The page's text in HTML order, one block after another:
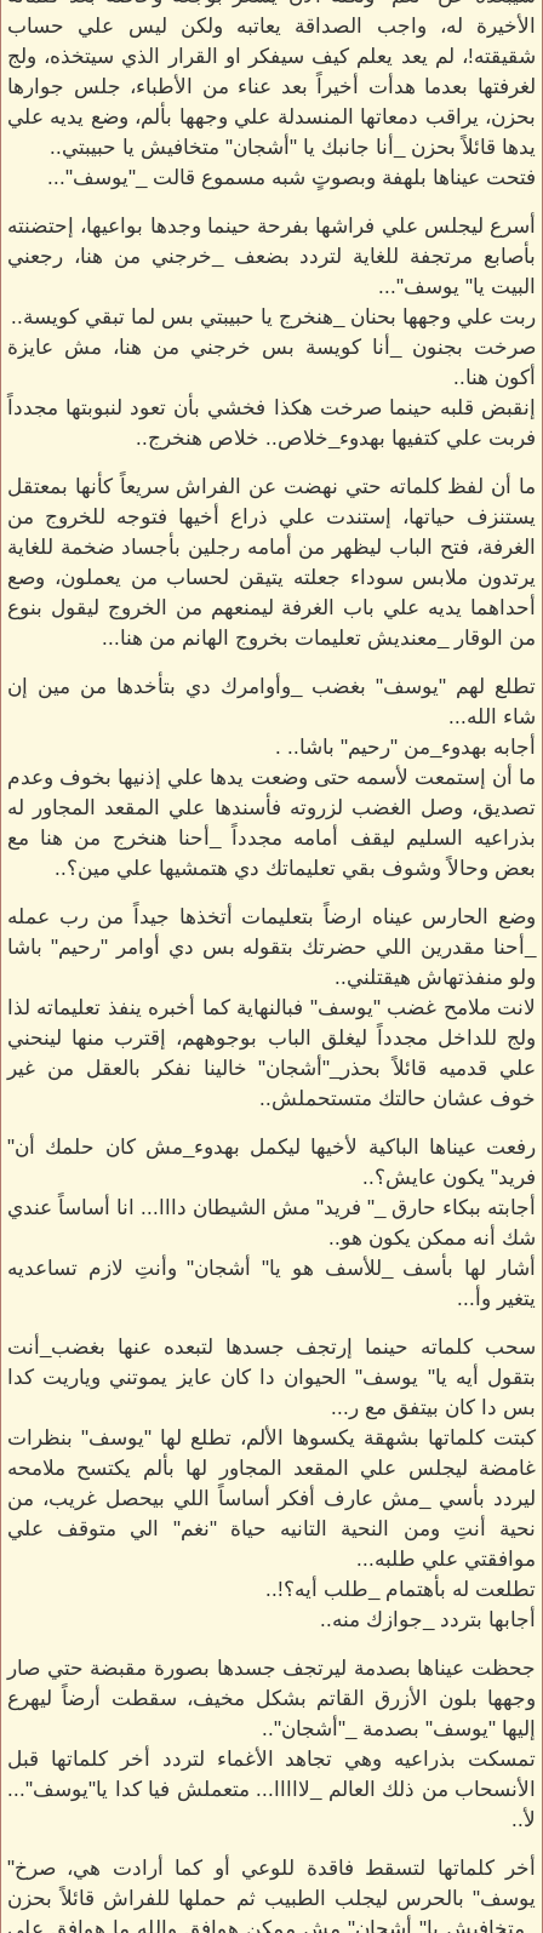
الأخيرة له، واجب الصداقة يعاتبه ولكن ليس علي حساب
شقيقته!، لم يعد يعلم كيف سيفكر او القرار الذي سيتخذه، ولج
لغرفتها بعدما هدأت أخيراً بعد عناء من الأطباء، جلس جوارها
بحزن، يراقب دمعاتها المنسدلة علي وجهها بألم، وضع يديه علي
يدها قائلاً بحزن _أنا جانبك يا "أشجان" متخافيش يا حبيبتي..
فتحت عيناها بلهفة وبصوتٍ شبه مسموع قالت _"يوسف"...
أسرع ليجلس علي فراشها بفرحة حينما وجدها بواعيها، إحتضنته
بأصابع مرتجفة للغاية لتردد بضعف _خرجني من هنا، رجعني
البيت يا" يوسف"...
ربت علي وجهها بحنان _هنخرج يا حبيبتي بس لما تبقي كويسة..
صرخت بجنون _أنا كويسة بس خرجني من هنا، مش عايزة
أكون هنا..
إنقبض قلبه حينما صرخت هكذا فخشي بأن تعود لنبوبتها مجدداً
فربت علي كتفيها بهدوء_خلاص.. خلاص هنخرج..
ما أن لفظ كلماته حتي نهضت عن الفراش سريعاً كأنها بمعتقل
يستنزف حياتها، إستندت علي ذراع أخيها فتوجه للخروج من
الغرفة، فتح الباب ليظهر من أمامه رجلين بأجساد ضخمة للغاية
يرتدون ملابس سوداء جعلته يتيقن لحساب من يعملون، وصع
أحداهما يديه علي باب الغرفة ليمنعهم من الخروج ليقول بنوع
من الوقار _معنديش تعليمات بخروج الهانم من هنا...
تطلع لهم "يوسف" بغضب _وأوامرك دي بتأخدها من مين إن
شاء الله...
أجابه بهدوء_من "رحيم" باشا.. .
ما أن إستمعت لأسمه حتى وضعت يدها علي إذنيها بخوف وعدم
تصديق، وصل الغضب لزروته فأسندها علي المقعد المجاور له
بذراعيه السليم ليقف أمامه مجدداً _أحنا هنخرج من هنا مع
بعض وحالاً وشوف بقي تعليماتك دي هتمشيها علي مين؟..
وضع الحارس عيناه ارضاً بتعليمات أتخذها جيداً من رب عمله
_أحنا مقدرين اللي حضرتك بتقوله بس دي أوامر "رحيم" باشا
ولو منفذتهاش هيقتلني..
لانت ملامح غضب "يوسف" فبالنهاية كما أخبره ينفذ تعليماته لذا
ولج للداخل مجدداً ليغلق الباب بوجوههم، إقترب منها لينحني
علي قدميه قائلاً بحذر_"أشجان" خالينا نفكر بالعقل من غير
خوف عشان حالتك متستحملش..
رفعت عيناها الباكية لأخيها ليكمل بهدوء_مش كان حلمك أن"
فريد" يكون عايش؟..
أجابته ببكاء حارق _" فريد" مش الشيطان دااا... انا أساساً عندي
شك أنه ممكن يكون هو..
أشار لها بأسف _للأسف هو يا" أشجان" وأنتِ لازم تساعديه
يتغير وأ...
سحب كلماته حينما إرتجف جسدها لتبعده عنها بغضب_أنت
بتقول أيه يا" يوسف" الحيوان دا كان عايز يموتني وياريت كدا
بس دا كان بيتفق مع ر...
كبتت كلماتها بشهقة يكسوها الألم، تطلع لها "يوسف" بنظرات
غامضة ليجلس علي المقعد المجاور لها بألم يكتسح ملامحه
ليردد بأسي _مش عارف أفكر أساساً اللي بيحصل غريب، من
نحية أنتِ ومن النحية التانيه حياة "نغم" الي متوقف علي
موافقتي علي طلبه...
تطلعت له بأهتمام _طلب أيه؟!..
أجابها بتردد _جوازك منه..
جحظت عيناها بصدمة ليرتجف جسدها بصورة مقبضة حتي صار
وجهها بلون الأزرق القاتم بشكل مخيف، سقطت أرضاً ليهرع
إليها "يوسف" بصدمة _"أشجان"..
تمسكت بذراعيه وهي تجاهد الأغماء لتردد أخر كلماتها قبل
الأنسحاب من ذلك العالم _لااااا... متعملش فيا كدا يا"يوسف"...
لأ..
أخر كلماتها لتسقط فاقدة للوعي أو كما أرادت هي، صرخ"
يوسف" بالحرس ليجلب الطبيب ثم حملها للفراش قائلاً بحزن